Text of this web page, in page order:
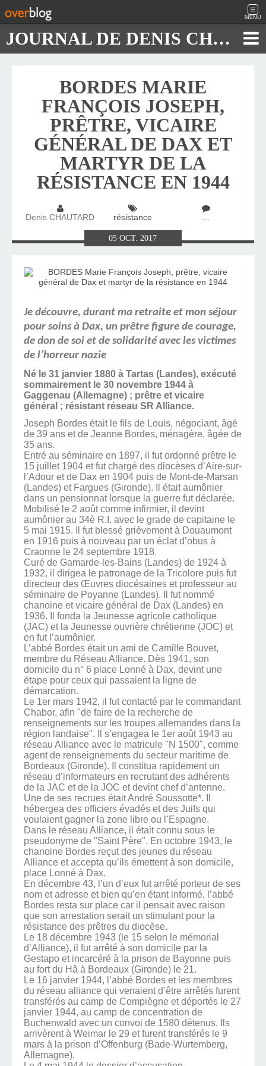
MENU
JOURNAL DE DENIS CHAUTARD
BORDES MARIE
FRANÇOIS JOSEPH,
PRÊTRE, VICAIRE
GÉNÉRAL DE DAX ET
MARTYR DE LA
RÉSISTANCE EN 1944
Denis CHAUTARD résistance …
05OCT.2017
Je découvre, durant ma retraite et mon séjour
pour soins à Dax, un prêtre figure de courage,
de don de soi et de solidarité avec les victimes
de l’horreur nazie
Né le 31 janvier 1880 à Tartas (Landes), exécuté
sommairement le 30 novembre 1944 à
Gaggenau (Allemagne) ; prêtre et vicaire
général ; résistant réseau SR Alliance.
Joseph Bordes était le fils de Louis, négociant, âgé
de 39 ans et de Jeanne Bordes, ménagère, âgée de
35 ans.
Entré au séminaire en 1897, il fut ordonné prêtre le
15 juillet 1904 et fut chargé des diocèses d’Aire-sur-
l’Adour et de Dax en 1904 puis de Mont-de-Marsan
(Landes) et Fargues (Gironde). Il était aumônier
dans un pensionnat lorsque la guerre fut déclarée.
Mobilisé le 2 août comme infirmier, il devint
aumônier au 34è R.I. avec le grade de capitaine le
5 mai 1915. Il fut blessé grièvement à Douaumont
en 1916 puis à nouveau par un éclat d’obus à
Craonne le 24 septembre 1918.
Curé de Gamarde-les-Bains (Landes) de 1924 à
1932, il dirigea le patronage de la Tricolore puis fut
directeur des Œuvres diocésaines et professeur au
séminaire de Poyanne (Landes). Il fut nommé
chanoine et vicaire général de Dax (Landes) en
1936. Il fonda la Jeunesse agricole catholique
(JAC) et la Jeunesse ouvrière chrétienne (JOC) et
en fut l’aumônier.
L’abbé Bordes était un ami de Camille Bouvet,
membre du Réseau Alliance. Dès 1941, son
domicile du n° 6 place Lonné à Dax, devint une
étape pour ceux qui passaient la ligne de
démarcation.
Le 1er mars 1942, il fut contacté par le commandant
Chabor, afin "de faire de la recherche de
renseignements sur les troupes allemandes dans la
région landaise". Il s’engagea le 1er août 1943 au
réseau Alliance avec le matricule "N 1500", comme
agent de renseignements du secteur maritime de
Bordeaux (Gironde). Il constitua rapidement un
réseau d’informateurs en recrutant des adhérents
de la JAC et de la JOC et devint chef d’antenne.
Une de ses recrues était André Soussotte*. Il
hébergea des officiers évadés et des Juifs qui
voulaient gagner la zone libre ou l’Espagne.
Dans le réseau Alliance, il était connu sous le
pseudonyme de "Saint Père". En octobre 1943, le
chanoine Bordes reçut des jeunes du réseau
Alliance et accepta qu’ils émettent à son domicile,
place Lonné à Dax.
En décembre 43, l’un d’eux fut arrêté porteur de ses
nom et adresse et bien qu’en étant informé, l’abbé
Bordes resta sur place car il pensait avec raison
que son arrestation serait un stimulant pour la
résistance des prêtres du diocèse.
Le 18 décembre 1943 (le 15 selon le mémorial
d’Alliance), il fut arrêté à son domicile par la
Gestapo et incarcéré à la prison de Bayonne puis
au fort du Hâ à Bordeaux (Gironde) le 21.
Le 16 janvier 1944, l’abbé Bordes et les membres
du réseau alliance qui venaient d’être arrêtés furent
transférés au camp de Compiègne et déportés le 27
janvier 1944, au camp de concentration de
Buchenwald avec un convoi de 1580 détenus. Ils
arrivèrent à Weimar le 29 et furent transférés le 9
mars à la prison d’Offenburg (Bade-Wurtemberg,
Allemagne).